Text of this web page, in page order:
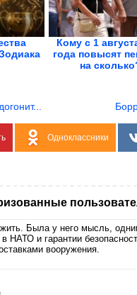
Кому с 1
года повысят
на
Одноклассники
Была у него мысль,
НАТО и гарантии
вооружения.